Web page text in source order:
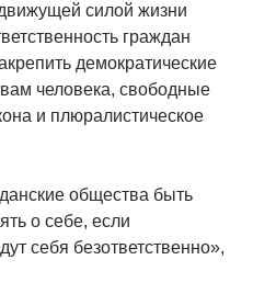
силой жизни
граждан
демократические
человека, свободные
и плюралистическое
общества быть
о себе, если
себя безответственно»,